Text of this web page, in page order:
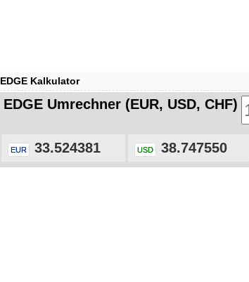
EDGE Kalkulator
EDGE Umrechner (EUR, USD, CHF)
EUR 33.524381 USD 38.747550